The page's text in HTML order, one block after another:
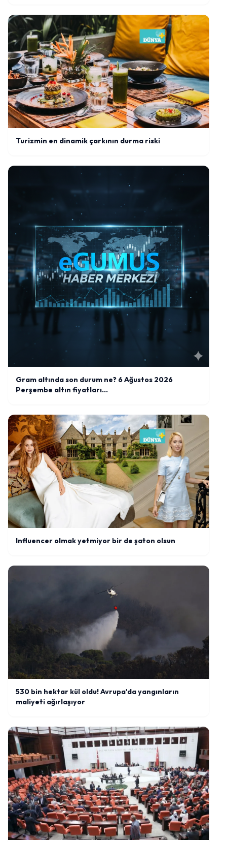
Turizmin en dinamik çarkının durma riski
Gram altında son durum ne? 6 Ağustos 2026
Perşembe altın fiyatları…
Influencer olmak yetmiyor bir de şaton olsun
530 bin hektar kül oldu! Avrupa'da yangınların
maliyeti ağırlaşıyor